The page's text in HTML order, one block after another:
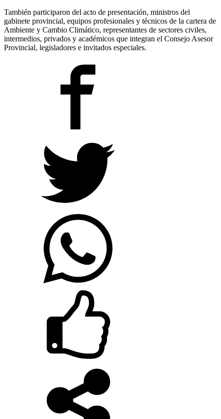
También participaron del acto de presentación, ministros del
gabinete provincial, equipos profesionales y técnicos de la cartera de
Ambiente y Cambio Climático, representantes de sectores civiles,
intermedios, privados y académicos que integran el Consejo Asesor
Provincial, legisladores e invitados especiales.